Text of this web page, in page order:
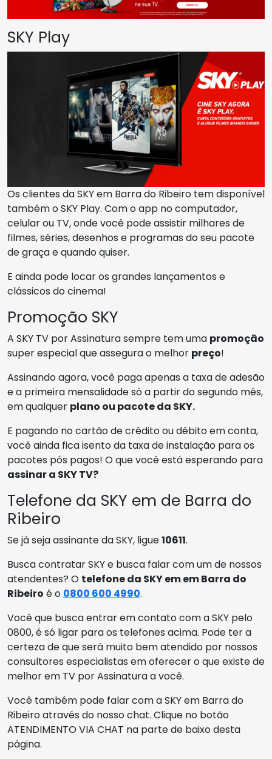
SKY Play
Os clientes da SKY em Barra do Ribeiro tem disponível
também o SKY Play. Com o app no computador,
celular ou TV, onde você pode assistir milhares de
filmes, séries, desenhos e programas do seu pacote
de graça e quando quiser.
E ainda pode locar os grandes lançamentos e
clássicos do cinema!
Promoção SKY
A SKY TV por Assinatura sempre tem uma promoção
super especial que assegura o melhor preço!
Assinando agora, você paga apenas a taxa de adesão
e a primeira mensalidade só a partir do segundo mês,
em qualquer plano ou pacote da SKY.
E pagando no cartão de crédito ou débito em conta,
você ainda fica isento da taxa de instalação para os
pacotes pós pagos! O que você está esperando para
assinar a SKY TV?
Telefone da SKY em de Barra do
Ribeiro
Se já seja assinante da SKY, ligue10611.
Busca contratar SKY e busca falar com um de nossos
atendentes? O telefone da SKY em em Barra do
Ribeiro é o 0800 600 4990.
Você que busca entrar em contato com a SKY pelo
0800, é só ligar para os telefones acima. Pode ter a
certeza de que será muito bem atendido por nossos
consultores especialistas em oferecer o que existe de
melhor em TV por Assinatura a você.
Você também pode falar com a SKY em Barra do
Ribeiro através do nosso chat. Clique no botão
ATENDIMENTO VIA CHAT na parte de baixo desta
página.